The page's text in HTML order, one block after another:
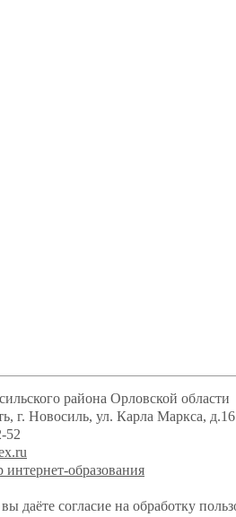
района Орловской области
г. Новосиль, ул. Карла Маркса, д.16
52
интернет-образования
даёте согласие на обработку